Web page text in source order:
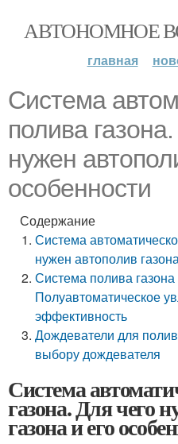
АВТОНОМНОЕ
главная
Система
полива
нужен
особенности
Содержание
Система
нужен автополив
Система полива
Полуавтоматическое
эффективность
Дождеватели для
выбору дождевателя
Система
газона. Для чего
газона и его